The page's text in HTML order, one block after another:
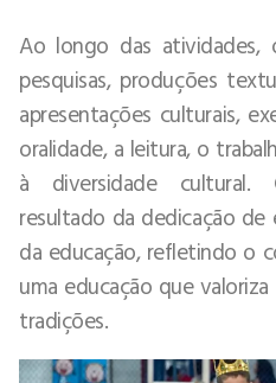
Ao longo das atividades,
pesquisas, produções
apresentações culturais,
oralidade, a leitura, o
à diversidade cultural.
resultado da dedicação de
da educação, refletindo o
uma educação que
tradições.